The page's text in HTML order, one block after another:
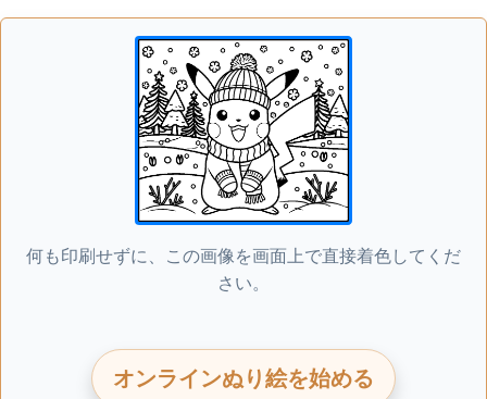
何も印刷せずに、この画像を画面上で直接着色してくだ
さい。
オンラインぬり絵を始める